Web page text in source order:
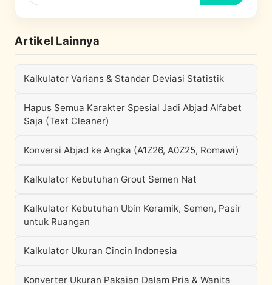
Artikel Lainnya
Kalkulator Varians & Standar Deviasi Statistik
Hapus Semua Karakter Spesial Jadi Abjad Alfabet
Saja (Text Cleaner)
Konversi Abjad ke Angka (A1Z26, A0Z25, Romawi)
Kalkulator Kebutuhan Grout Semen Nat
Kalkulator Kebutuhan Ubin Keramik, Semen, Pasir
untuk Ruangan
Kalkulator Ukuran Cincin Indonesia
Konverter Ukuran Pakaian Dalam Pria & Wanita